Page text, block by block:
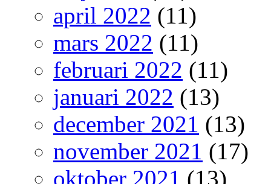
april 2022 (11)
mars 2022 (11)
februari 2022 (11)
januari 2022 (13)
december 2021 (13)
november 2021 (17)
oktober 2021 (13)